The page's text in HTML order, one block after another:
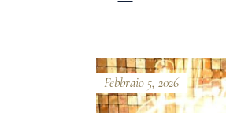
Febbraio 5, 2026